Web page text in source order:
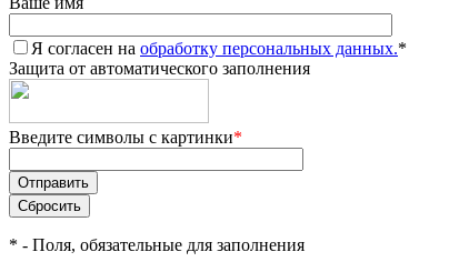
Я согласен на обработку персональных данных.*
Защита от автоматического заполнения
Введите символы с картинки*
* - Поля, обязательные для заполнения